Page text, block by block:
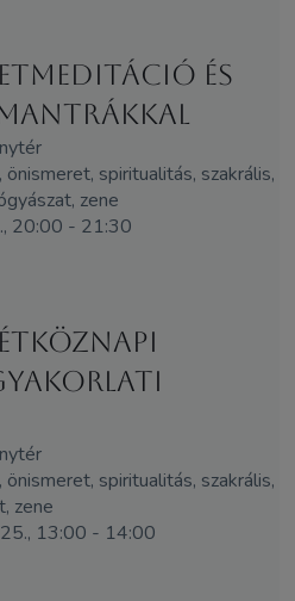
és
spiritualitás, szakrális,
zene
20:00 - 21:30
spiritualitás, szakrális,
zene
13:00 - 14:00